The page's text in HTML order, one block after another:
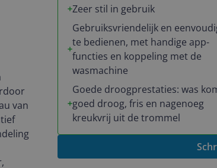
van
Zeer stil in gebruik
Gebruiksvriendelijk en
te bedienen, met handige app-
functies en koppeling met de
wasmachine
Goede droogprestaties: was
goed droog, fris en nagenoeg
kreukvrij uit de trommel